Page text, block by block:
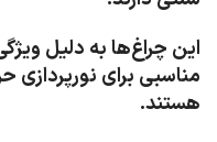
این چراغ‌ها به دلیل
مناسبی برای
هستند.